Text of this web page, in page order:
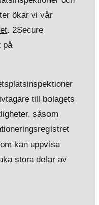
ökar vi vår
. 2Secure
på
till bolagets
såsom
kan uppvisa
stora delar av